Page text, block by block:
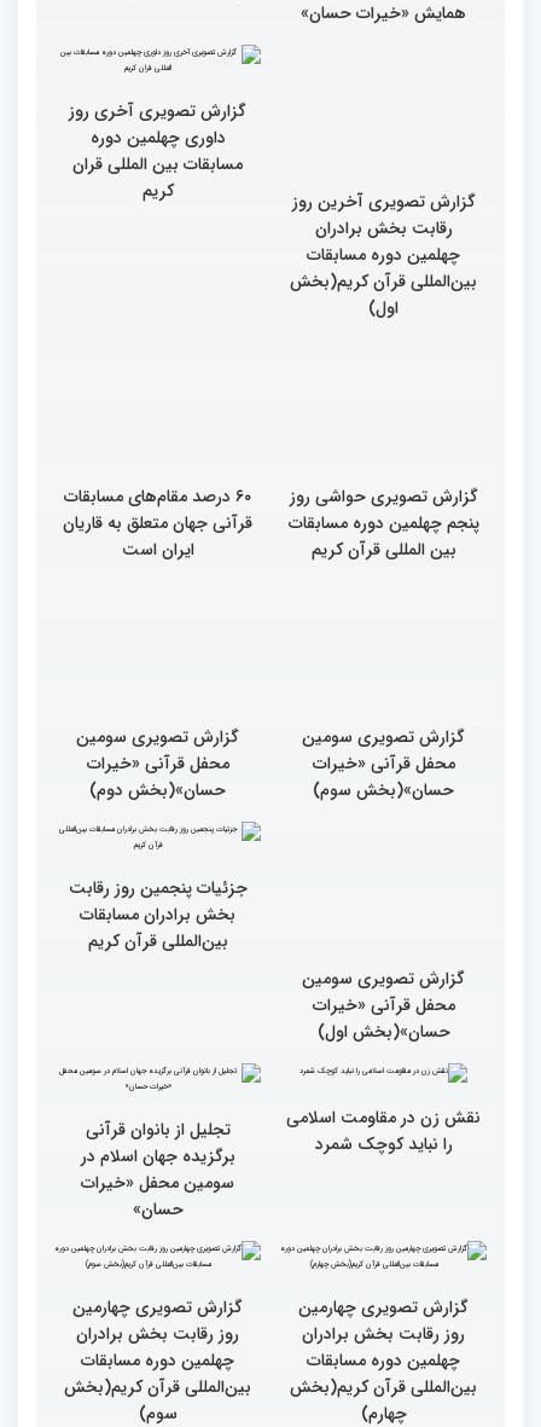
همایش «خیرات حسان»
گزارش تصویری آخرین روز
رقابت بخش برادران
چهلمین دوره مسابقات
بین‌المللی قرآن کریم(بخش
اول)
گزارش تصویری آخری روز
گزارش تصویری حواشی روز
پنجم چهلمین دوره مسابقات
بین المللی قرآن کریم
۶۰ درصد مقام‌های مسابقات
قرآنی جهان متعلق به قاریان
ایران است
گزارش تصویری سومین
محفل قرآنی «خیرات
حسان»(بخش سوم)
گزارش تصویری سومین
محفل قرآنی «خیرات
حسان»(بخش دوم)
گزارش تصویری سومین
محفل قرآنی «خیرات
حسان»(بخش اول)
را نباید کوچک شمرد
تجلیل از بانوان قرآنی
برگزیده جهان اسلام در
سومین محفل «خیرات
حسان»
گزارش تصویری چهارمین
روز رقابت بخش برادران
چهلمین دوره مسابقات
گزارش تصویری چهارمین
روز رقابت بخش برادران
چهلمین دوره مسابقات